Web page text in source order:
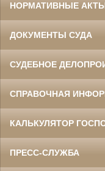
НОРМАТИВНЫЕ
ДОКУМЕНТЫ СУДА
СУДЕБНОЕ
СПРАВОЧНАЯ
КАЛЬКУЛЯТОР
ПРЕСС-СЛУЖБА